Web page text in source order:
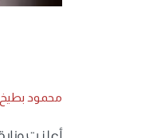
محمود بطيخ